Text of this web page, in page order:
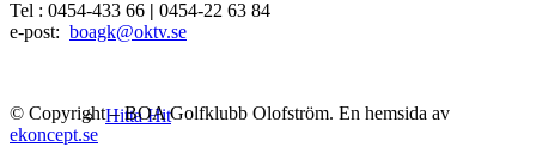
Hitta Hit
Tel : 0454-433 66 | 0454-22 63 84
e-post: boagk@oktv.se
© Copyright – BOA Golfklubb Olofström. En hemsida av
ekoncept.se